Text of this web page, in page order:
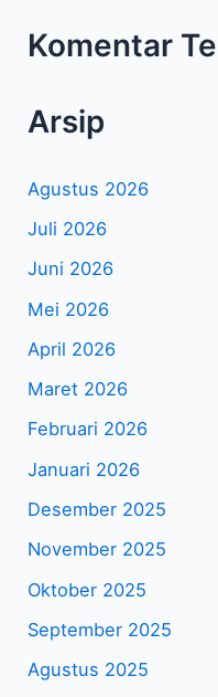
Komentar
Arsip
Agustus 2026
Juli 2026
Juni 2026
Mei 2026
April 2026
Maret 2026
Februari 2026
Januari 2026
Desember 2025
November 2025
Oktober 2025
September 2025
Agustus 2025